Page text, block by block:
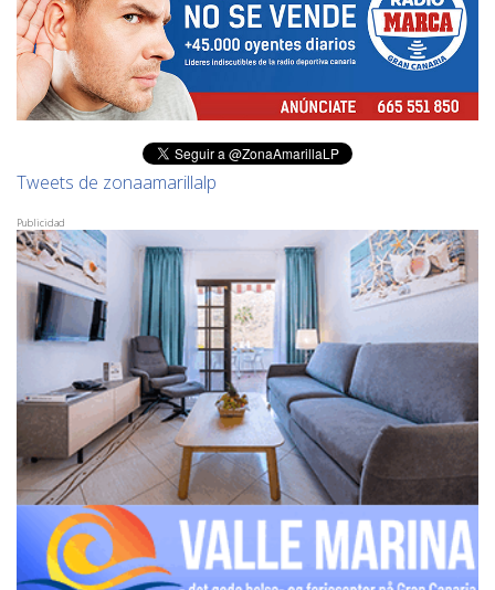
Tweets de zonaamarillalp
Publicidad